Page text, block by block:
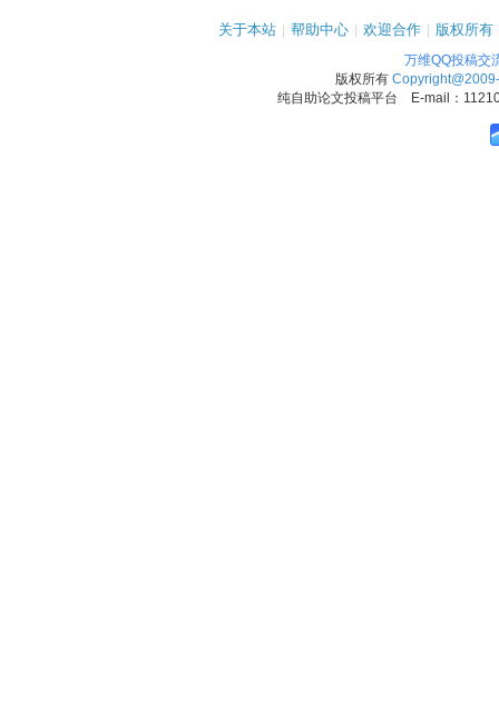
关于本站 | 帮助中心 | 欢迎合作 | 版权所有
万维QQ投稿交
版权所有
纯自助论文投稿平台 E-mail：